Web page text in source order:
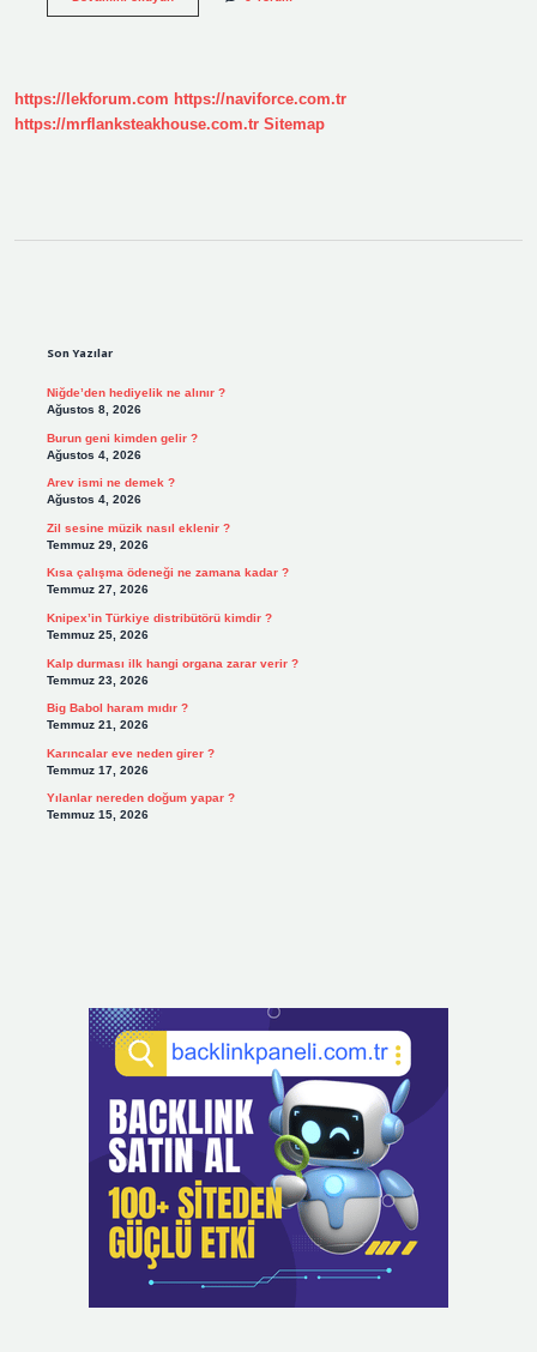
saç
https://lekforum.com https://naviforce.com.tr
https://mrflanksteakhouse.com.tr Sitemap
Son Yazılar
Niğde’den hediyelik ne alınır ?
Ağustos 8, 2026
Burun geni kimden gelir ?
Ağustos 4, 2026
Arev ismi ne demek ?
Ağustos 4, 2026
Zil sesine müzik nasıl eklenir ?
Temmuz 29, 2026
Kısa çalışma ödeneği ne zamana kadar ?
Temmuz 27, 2026
Knipex’in Türkiye distribütörü kimdir ?
Temmuz 25, 2026
Kalp durması ilk hangi organa zarar verir ?
Temmuz 23, 2026
Big Babol haram mıdır ?
Temmuz 21, 2026
Karıncalar eve neden girer ?
Temmuz 17, 2026
Yılanlar nereden doğum yapar ?
Temmuz 15, 2026